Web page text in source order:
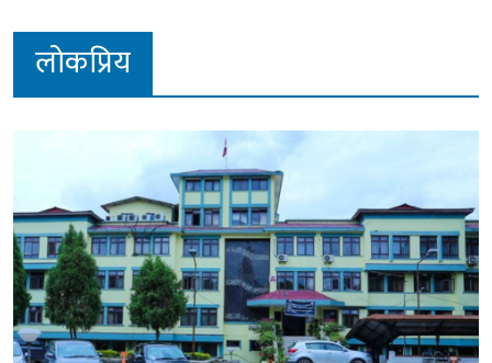
लोकप्रिय